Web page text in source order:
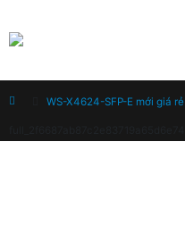
Home
WS-X4624-SFP-E mới giá rẻ